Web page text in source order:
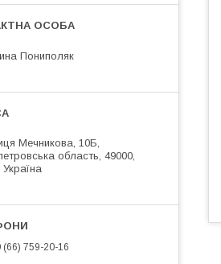
Пониполяк
Мечникова, 10Б,
область, 49000,
Україна
(66) 759-20-16